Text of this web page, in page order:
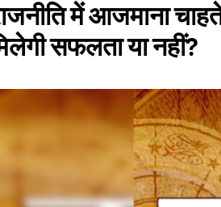
में आजमाना
सफलता या नहीं?